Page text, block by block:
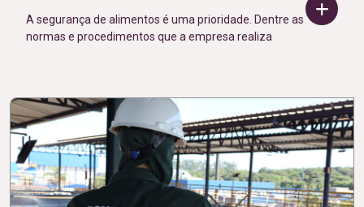
A segurança de alimentos é uma prioridade. Dentre as
normas e procedimentos que a empresa realiza